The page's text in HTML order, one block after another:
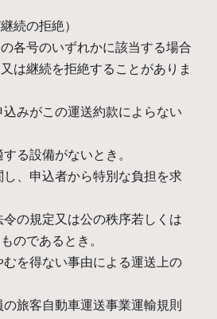
続の拒絶）
各号のいずれかに該当する場合
は継続を拒絶することがありま
込みがこの運送約款によらない
る設備がないとき。
し、申込者から特別な負担を求
令の規定又は公の秩序若しくは
のであるとき。
むを得ない事由による運送上の
の旅客自動車運送事業運輸規則